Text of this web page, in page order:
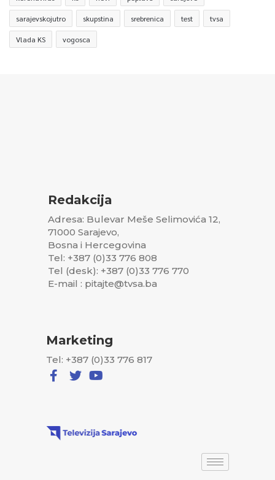
sarajevskojutro skupstina srebrenica test tvsa
Vlada KS vogosca
Redakcija
Adresa: Bulevar Meše Selimovića 12,
71000 Sarajevo,
Bosna i Hercegovina
Tel: +387 (0)33 776 808
Tel (desk): +387 (0)33 776 770
E-mail : pitajte@tvsa.ba
Marketing
Tel: +387 (0)33 776 817